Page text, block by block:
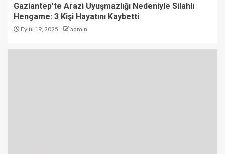
Gaziantep’te Arazi Uyuşmazlığı Nedeniyle Silahlı
Hengame: 3 Kişi Hayatını Kaybetti
Eylül 19, 2025 admin